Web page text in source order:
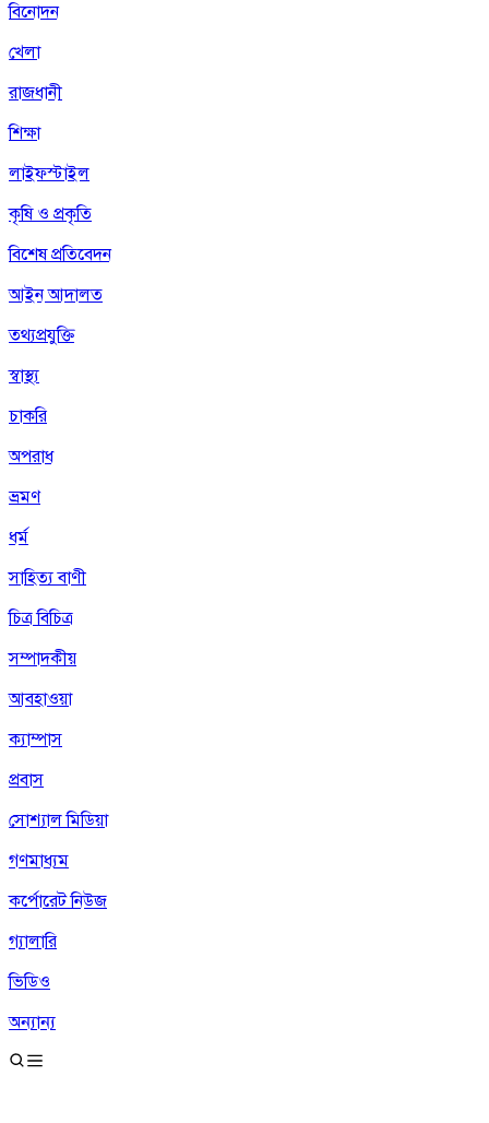
বিনোদন
খেলা
রাজধানী
শিক্ষা
লাইফস্টাইল
কৃষি ও প্রকৃতি
বিশেষ প্রতিবেদন
আইন আদালত
তথ্যপ্রযুক্তি
স্বাস্থ্য
চাকরি
অপরাধ
ভ্রমণ
ধর্ম
সাহিত্য বাণী
চিত্র বিচিত্র
সম্পাদকীয়
আবহাওয়া
ক্যাম্পাস
প্রবাস
সোশ্যাল মিডিয়া
গণমাধ্যম
কর্পোরেট নিউজ
গ্যালারি
ভিডিও
অন্যান্য